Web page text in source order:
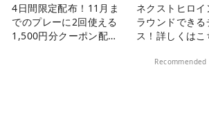
4日間限定配布！11月ま
でのプレーに2回使える
1,500円分クーポン配布
ネクストヒロ
ラウンドできる
ス！詳しくはこ
Recommended